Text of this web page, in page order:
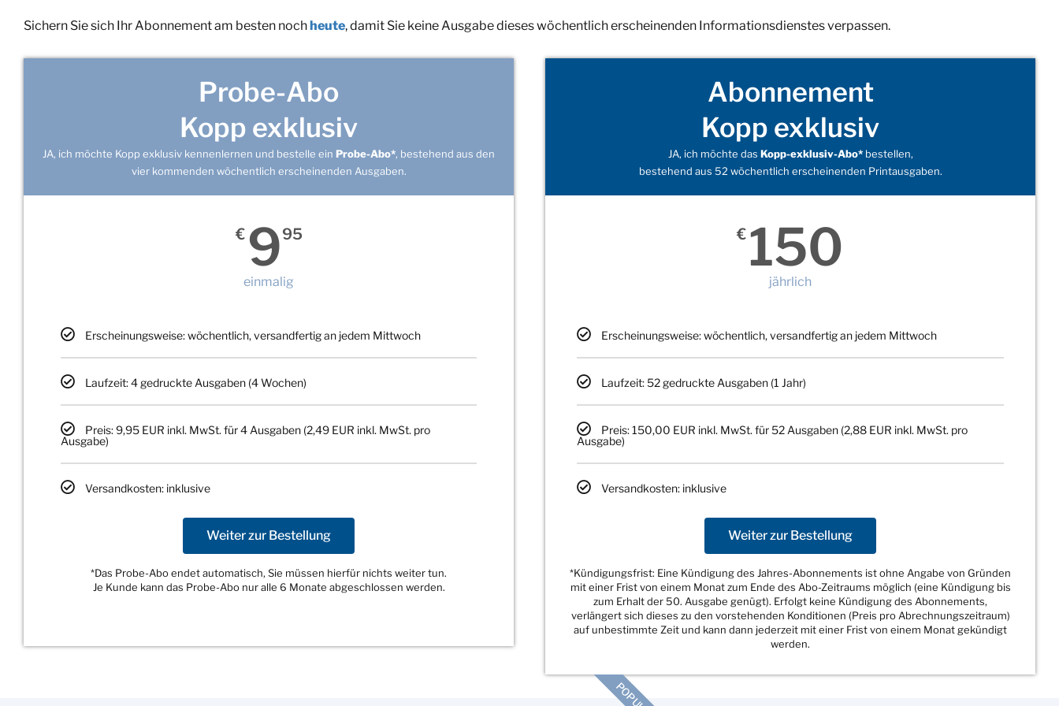
Sichern Sie sich Ihr Abonnement am besten nochheute, damit Sie keine Ausgabe dieses wöchentlich erscheinenden Informationsdienstes verpassen.
Probe-Abo
Kopp exklusiv
JA, ich möchte Kopp exklusiv kennenlernen und bestelle ein Probe-Abo*, bestehend aus den
vier kommenden wöchentlich erscheinenden Ausgaben.
€ 995
einmalig
Erscheinungsweise: wöchentlich, versandfertig an jedem Mittwoch
Laufzeit: 4 gedruckte Ausgaben (4 Wochen)
Preis: 9,95 EUR inkl. MwSt. für 4 Ausgaben (2,49 EUR inkl. MwSt. pro
Ausgabe)
Versandkosten: inklusive
Weiter zur Bestellung
*Das Probe-Abo endet automatisch, Sie müssen hierfür nichts weiter tun.
Je Kunde kann das Probe-Abo nur alle 6 Monate abgeschlossen werden.
Abonnement
Kopp exklusiv
JA, ich möchte das Kopp-exklusiv-Abo*bestellen,
bestehend aus 52 wöchentlich erscheinenden Printausgaben.
€ 150
jährlich
Erscheinungsweise: wöchentlich, versandfertig an jedem Mittwoch
Laufzeit: 52 gedruckte Ausgaben (1 Jahr)
Preis: 150,00 EUR inkl. MwSt. für 52 Ausgaben (2,88 EUR inkl. MwSt. pro
Ausgabe)
Versandkosten: inklusive
Weiter zur Bestellung
*Kündigungsfrist: Eine Kündigung des Jahres-Abonnements ist ohne Angabe von Gründen
mit einer Frist von einem Monat zum Ende des Abo-Zeitraums möglich (eine Kündigung bis
zum Erhalt der 50. Ausgabe genügt). Erfolgt keine Kündigung des Abonnements,
verlängert sich dieses zu den vorstehenden Konditionen (Preis pro Abrechnungszeitraum)
auf unbestimmte Zeit und kann dann jederzeit mit einer Frist von einem Monat gekündigt
werden.